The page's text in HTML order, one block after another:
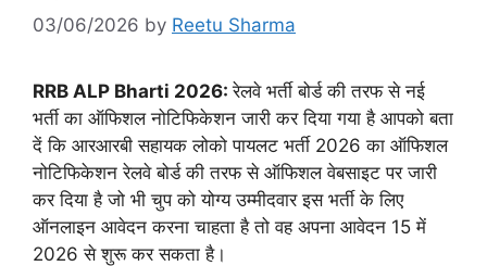
03/06/2026 by Reetu Sharma
RRB ALP Bharti 2026:रेलवे भर्ती बोर्ड की तरफ से नई
भर्ती का ऑफिशल नोटिफिकेशन जारी कर दिया गया है आपको बता
दें कि आरआरबी सहायक लोको पायलट भर्ती 2026 का ऑफिशल
नोटिफिकेशन रेलवे बोर्ड की तरफ से ऑफिशल वेबसाइट पर जारी
कर दिया है जो भी चुप को योग्य उम्मीदवार इस भर्ती के लिए
ऑनलाइन आवेदन करना चाहता है तो वह अपना आवेदन 15 में
2026 से शुरू कर सकता है।